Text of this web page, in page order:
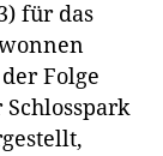
für das
Folge